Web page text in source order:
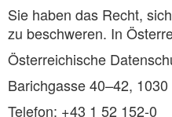
Sie haben das Recht,
zu beschweren. In
Österreichische
Barichgasse 40–42, 1030
Telefon: +43 1 52 152-0